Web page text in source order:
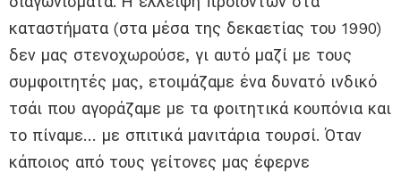
καταστήματα (στα μέσα της δεκαετίας του 1990)
δεν μας στενοχωρούσε, γι αυτό μαζί με τους
συμφοιτητές μας, ετοιμάζαμε ένα δυνατό ινδικό
τσάι που αγοράζαμε με τα φοιτητικά κουπόνια και
το πίναμε… με σπιτικά μανιτάρια τουρσί. Όταν
κάποιος από τους γείτονες μας έφερνε